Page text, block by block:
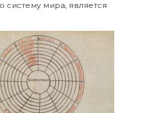
мира, является